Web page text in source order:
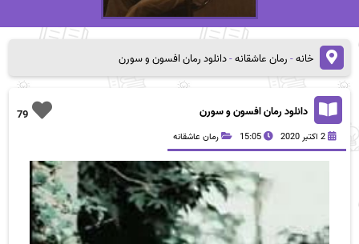
خانه-رمان عاشقانه-دانلود رمان افسون و سورن
79 دانلود رمان افسون و سورن
2 اکتبر 2020 15:05 رمان عاشقانه